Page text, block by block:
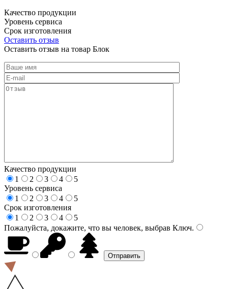
Качество продукции
Уровень сервиса
Срок изготовления
Оставить отзыв
Оставить отзыв на товар Блок
Качество продукции
1
2 3 4
5
Уровень сервиса
1
2 3 4
5
Срок изготовления
1
2 3 4
5
Пожалуйста, докажите, что вы человек, выбрав Ключ.